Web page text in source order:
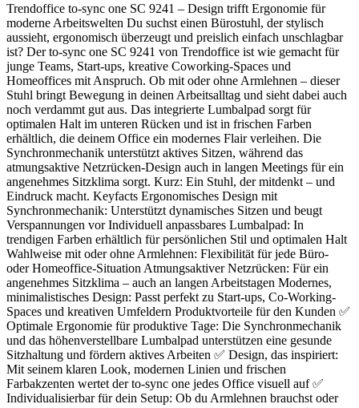
Trendoffice to-sync one SC 9241 – Design trifft Ergonomie für
moderne Arbeitswelten Du suchst einen Bürostuhl, der stylisch
aussieht, ergonomisch überzeugt und preislich einfach unschlagbar
ist? Der to-sync one SC 9241 von Trendoffice ist wie gemacht für
junge Teams, Start-ups, kreative Coworking-Spaces und
Homeoffices mit Anspruch. Ob mit oder ohne Armlehnen – dieser
Stuhl bringt Bewegung in deinen Arbeitsalltag und sieht dabei auch
noch verdammt gut aus. Das integrierte Lumbalpad sorgt für
optimalen Halt im unteren Rücken und ist in frischen Farben
erhältlich, die deinem Office ein modernes Flair verleihen. Die
Synchronmechanik unterstützt aktives Sitzen, während das
atmungsaktive Netzrücken-Design auch in langen Meetings für ein
angenehmes Sitzklima sorgt. Kurz: Ein Stuhl, der mitdenkt – und
Eindruck macht. Keyfacts Ergonomisches Design mit
Synchronmechanik: Unterstützt dynamisches Sitzen und beugt
Verspannungen vor Individuell anpassbares Lumbalpad: In
trendigen Farben erhältlich für persönlichen Stil und optimalen Halt
Wahlweise mit oder ohne Armlehnen: Flexibilität für jede Büro-
oder Homeoffice-Situation Atmungsaktiver Netzrücken: Für ein
angenehmes Sitzklima – auch an langen Arbeitstagen Modernes,
minimalistisches Design: Passt perfekt zu Start-ups, Co-Working-
Spaces und kreativen Umfeldern Produktvorteile für den Kunden ✅
Optimale Ergonomie für produktive Tage: Die Synchronmechanik
und das höhenverstellbare Lumbalpad unterstützen eine gesunde
Sitzhaltung und fördern aktives Arbeiten ✅ Design, das inspiriert:
Mit seinem klaren Look, modernen Linien und frischen
Farbakzenten wertet der to-sync one jedes Office visuell auf ✅
Individualisierbar für dein Setup: Ob du Armlehnen brauchst oder